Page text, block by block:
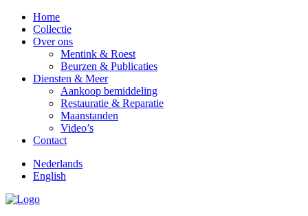
Home
Collectie
Over ons
Mentink & Roest
Beurzen & Publicaties
Diensten & Meer
Aankoop bemiddeling
Restauratie & Reparatie
Maanstanden
Video’s
Contact
Nederlands
English